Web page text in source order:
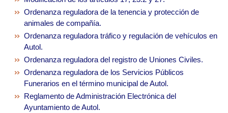
Ordenanza reguladora de la tenencia y protección de
animales de compañía.
Ordenanza reguladora tráfico y regulación de vehículos en
Autol.
Ordenanza reguladora del registro de Uniones Civiles.
Ordenanza reguladora de los Servicios Públicos
Funerarios en el término municipal de Autol.
Reglamento de Administración Electrónica del
Ayuntamiento de Autol.